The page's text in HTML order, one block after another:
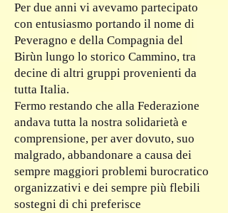
Per due anni vi avevamo partecipato
con entusiasmo portando il nome di
Peveragno e della Compagnia del
Birùn lungo lo storico Cammino, tra
decine di altri gruppi provenienti da
tutta Italia.
Fermo restando che alla Federazione
andava tutta la nostra solidarietà e
comprensione, per aver dovuto, suo
malgrado, abbandonare a causa dei
sempre maggiori problemi burocratico
organizzativi e dei sempre più flebili
sostegni di chi preferisce